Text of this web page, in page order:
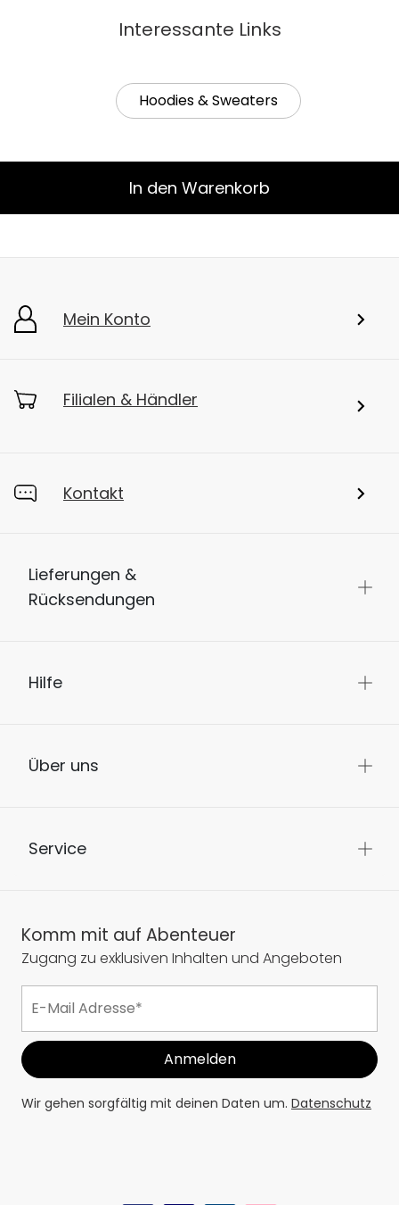
Interessante Links
Hoodies & Sweaters
In den Warenkorb
Mein Konto
Filialen & Händler
Kontakt
Lieferungen &
Rücksendungen
Hilfe
Über uns
Service
Komm mit auf Abenteuer
Zugang zu exklusiven Inhalten und Angeboten
Wir gehen sorgfältig mit deinen Daten um. Datenschutz